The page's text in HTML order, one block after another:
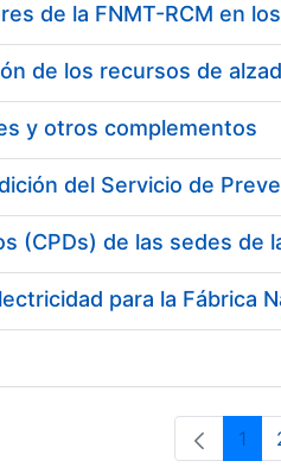
y otros complementos
1